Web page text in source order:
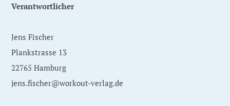
Verantwortlicher
Jens Fischer
Plankstrasse 13
22765 Hamburg
jens.fischer@workout-verlag.de